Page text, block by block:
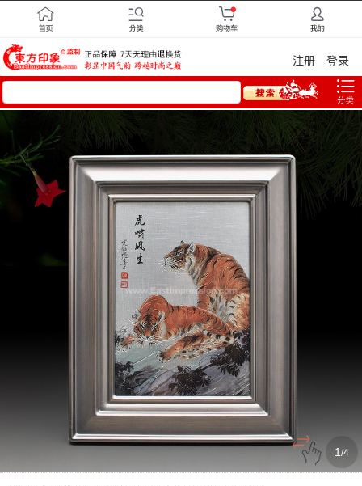
注册 登录
1 /4